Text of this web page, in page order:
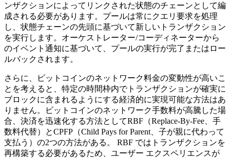
ンザクションによってリンクされた状態のチェーンとして編
成される必要があります。プールは常にクエリ要求を処理
し、状態チェーンの先頭に基づいて新しいトランザクション
を実行します。オーケストレーター/コーディネーターから
のイベント通知に基づいて、プールの実行が完了またはロー
ルバックされます。
さらに、ビットコインのネットワーク料金の変動性が高いこ
とを考えると、特定の時間枠内でトランザクションが確実に
ブロックに含まれるようにする経済的に実現可能な方法はあ
りません。ビットコインのネットワーク手数料が高騰した場
合、決済を迅速化する方法としてRBF（Replace-By-Fee、手
数料代替）とCPFP（Child Pays for Parent、子が親に代わって
支払う）の2つの方法がある。 RBF ではトランザクションを
再構築する必要があるため、ユーザー エクスペリエンスが